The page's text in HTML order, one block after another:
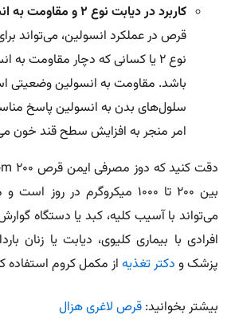
کاربرد در دیابت نوع 2 و مقاومت به انسولین:
قرص در عملکرد انسولین، می‌تواند
نوع 2 یا کسانی که دچار مقاومت
باشد. مقاومت به انسولین وضعیتی
سلول‌های بدن به انسولین پاسخ
امر منجر به افزایش سطح قند خون
بین ۲۰۰ تا ۱۰۰۰ میکروگرم در
می‌تواند با آسیب کلیه، کبد یا دستگاه
افرادی با بیماری کلیوی، دیابت یا زنان
پزشک و دکتر تغذیه از مکمل کروم استفاده
بیشتر بخوانید: قرص لاغری هزال